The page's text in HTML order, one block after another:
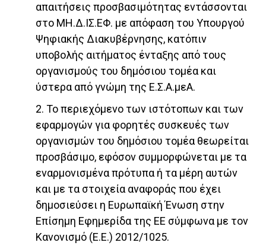
απαιτήσεις προσβασιμότητας εντάσσονται
στο ΜΗ.Δ.ΙΣ.ΕΦ. με απόφαση του Υπουργού
Ψηφιακής Διακυβέρνησης, κατόπιν
υποβολής αιτήματος ένταξης από τους
οργανισμούς του δημόσιου τομέα και
ύστερα από γνώμη της Ε.Σ.Α.μεΑ.
2. Το περιεχόμενο των ιστότοπων και των
εφαρμογών για φορητές συσκευές των
οργανισμών του δημόσιου τομέα θεωρείται
προσβάσιμο, εφόσον συμμορφώνεται με τα
εναρμονισμένα πρότυπα ή τα μέρη αυτών
και με τα στοιχεία αναφοράς που έχει
δημοσιεύσει η Ευρωπαϊκή Ένωση στην
Επίσημη Εφημερίδα της ΕΕ σύμφωνα με τον
Κανονισμό (Ε.Ε.) 2012/1025.